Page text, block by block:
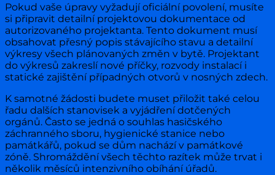
Pokud vaše úpravy vyžadují oficiální povolení, musíte
si připravit detailní projektovou dokumentace od
autorizovaného projektanta. Tento dokument musí
obsahovat přesný popis stávajícího stavu a detailní
výkresy všech plánovaných změn v bytě. Projektant
do výkresů zakreslí nové příčky, rozvody instalací i
statické zajištění případných otvorů v nosných zdech.
K samotné žádosti budete muset přiložit také celou
řadu dalších stanovisek a vyjádření dotčených
orgánů. Často se jedná o souhlas hasičského
záchranného sboru, hygienické stanice nebo
památkářů, pokud se dům nachází v památkové
zóně. Shromáždění všech těchto razítek může trvat i
několik měsíců intenzivního obíhání úřadů.